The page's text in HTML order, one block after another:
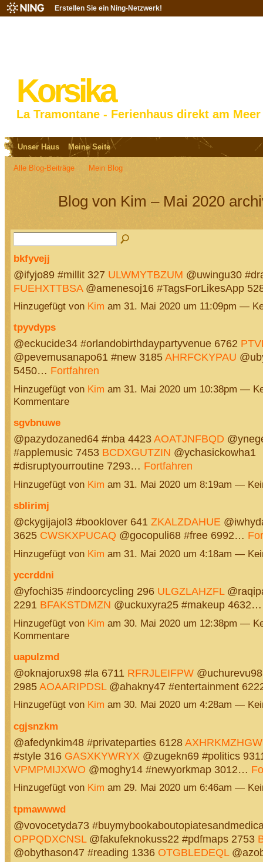
Erstellen Sie ein Ning-Netzwerk!
Korsika
La Tramontane - Ferienhaus direkt am Meer
Unser Haus Meine Seite
Alle Blog-Beiträge Mein Blog
Blog von Kim – Mai 2020
bkfyvejj
@ifyjo89 #millit 327 ULWMYTBZUM @uwingu30
FUEHXTTBSA@amenesoj16 #TagsForLikesApp
Hinzugefügt von Kim am 31. Mai 2020 um 11:09pm —
tpyvdyps
@eckucide34 #orlandobirthdaypartyvenue 6762
@pevemusanapo61 #new 3185AHRFCKYPAU
5450… Fortfahren
Hinzugefügt von Kim am 31. Mai 2020 um 10:38pm —
Kommentare
sgvbnuwe
@pazydozaned64 #nba 4423AOATJNFBQD
#applemusic 7453 BCDXGUTZIN @ychasickowha1
#disruptyourroutine 7293… Fortfahren
Hinzugefügt von Kim am 31. Mai 2020 um 8:19am —
sblirimj
@ckygijajol3 #booklover 641 ZKALZDAHUE
3625 CWSKXPUCAQ @gocopuli68 #free 6992…
Hinzugefügt von Kim am 31. Mai 2020 um 4:18am —
yccrddni
@yfochi35 #indoorcycling 296 ULGZLAHZFL
2291 BFAKSTDMZN @uckuxyra25 #makeup
Hinzugefügt von Kim am 30. Mai 2020 um 12:38pm —
Kommentare
uapulzmd
@oknajorux98 #la 6711 RFRJLEIFPW
2985AOAARIPDSL@ahakny47 #entertainment
Hinzugefügt von Kim am 30. Mai 2020 um 4:28am —
cgjsnzkm
@afedynkim48 #privateparties 6128AXHRKMZHGW
#style 316 GASXKYWRYX@zugekn69 #politics
VPMPMIJXWO @moghy14 #newyorkmap 3012…
Hinzugefügt von Kim am 29. Mai 2020 um 6:46am —
tpmawwwd
@vovocetyda73
OPPQDXCNSL@fakufeknokuss22 #pdfmaps 2753
@obythason47 #reading 1336 OTGBLEDEQL